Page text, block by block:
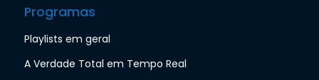
Programas
Playlists em geral
A Verdade Total em Tempo Real